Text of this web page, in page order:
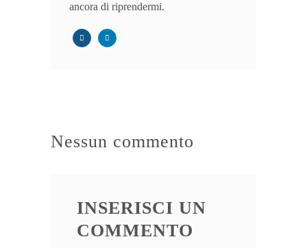
ancora di riprendermi.
Nessun commento
INSERISCI UN
COMMENTO